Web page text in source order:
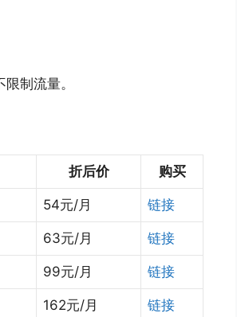
制流量。
折后价 购买
54元/月 链接
63元/月 链接
99元/月 链接
162元/月 链接